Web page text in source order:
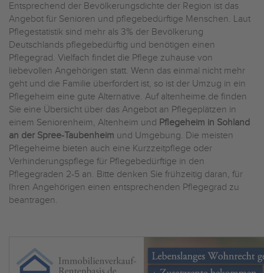
Entsprechend der Bevölkerungsdichte der Region ist das
Angebot für Senioren und pflegebedürftige Menschen. Laut
Pflegestatistik sind mehr als 3% der Bevölkerung
Deutschlands pflegebedürftig und benötigen einen
Pflegegrad. Vielfach findet die Pflege zuhause von
liebevollen Angehörigen statt. Wenn das einmal nicht mehr
geht und die Familie überfordert ist, so ist der Umzug in ein
Pflegeheim eine gute Alternative. Auf altenheime.de finden
Sie eine Übersicht über das Angebot an Pflegeplätzen in
einem Seniorenheim, Altenheim und Pflegeheim in Sohland
an der Spree-Taubenheim und Umgebung. Die meisten
Pflegeheime bieten auch eine Kurzzeitpflege oder
Verhinderungspflege für Pflegebedürftige in den
Pflegegraden 2-5 an. Bitte denken Sie frühzeitig daran, für
Ihren Angehörigen einen entsprechenden Pflegegrad zu
beantragen.